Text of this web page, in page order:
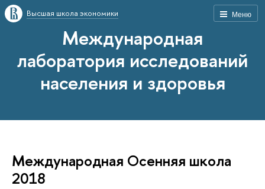
Меню
Высшая школа экономики
Международная
лаборатория исследований
населения и здоровья
Международная Осенняя школа
2018